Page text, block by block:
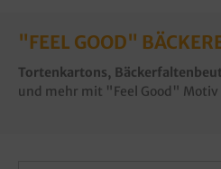
"FEEL GOOD"
Tortenkartons,
und mehr mit "Feel Good" Motiv